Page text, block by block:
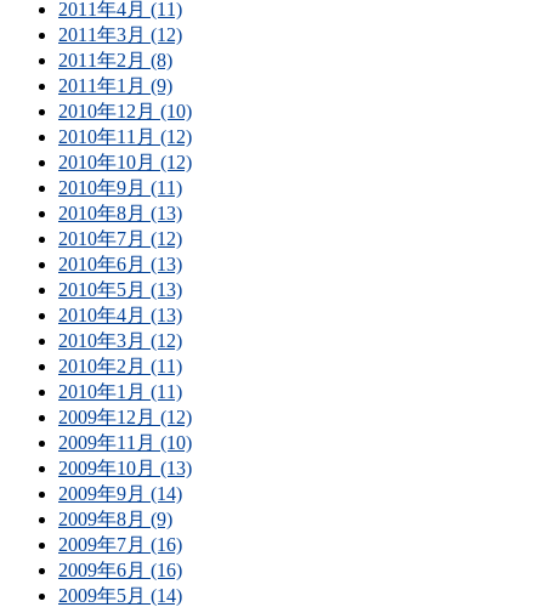
2011年4月 (11)
2011年3月 (12)
2011年2月 (8)
2011年1月 (9)
2010年12月 (10)
2010年11月 (12)
2010年10月 (12)
2010年9月 (11)
2010年8月 (13)
2010年7月 (12)
2010年6月 (13)
2010年5月 (13)
2010年4月 (13)
2010年3月 (12)
2010年2月 (11)
2010年1月 (11)
2009年12月 (12)
2009年11月 (10)
2009年10月 (13)
2009年9月 (14)
2009年8月 (9)
2009年7月 (16)
2009年6月 (16)
2009年5月 (14)